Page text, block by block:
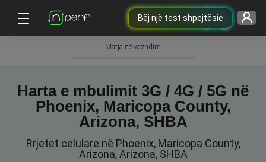
Bëj një test shpejtësie
Matja në vazhdim
Harta e mbulimit 3G / 4G / 5G në
Phoenix, Maricopa County,
Arizona, SHBA
Rrjetet celulare në Phoenix, Maricopa County,
Arizona, Arizona, SHBA